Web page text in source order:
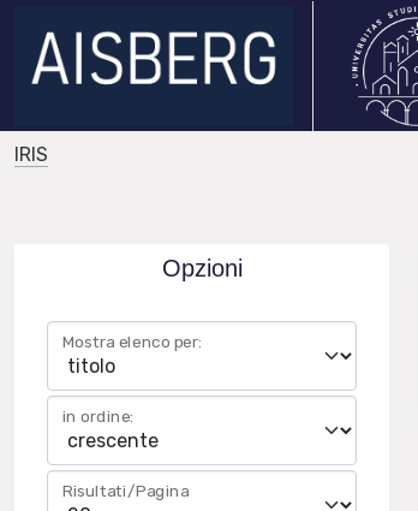
IRIS
Opzioni
Mostra elenco per:
in ordine:
Risultati/Pagina